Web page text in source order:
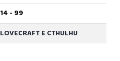
14 - 99
LOVECRAFT E CTHULHU